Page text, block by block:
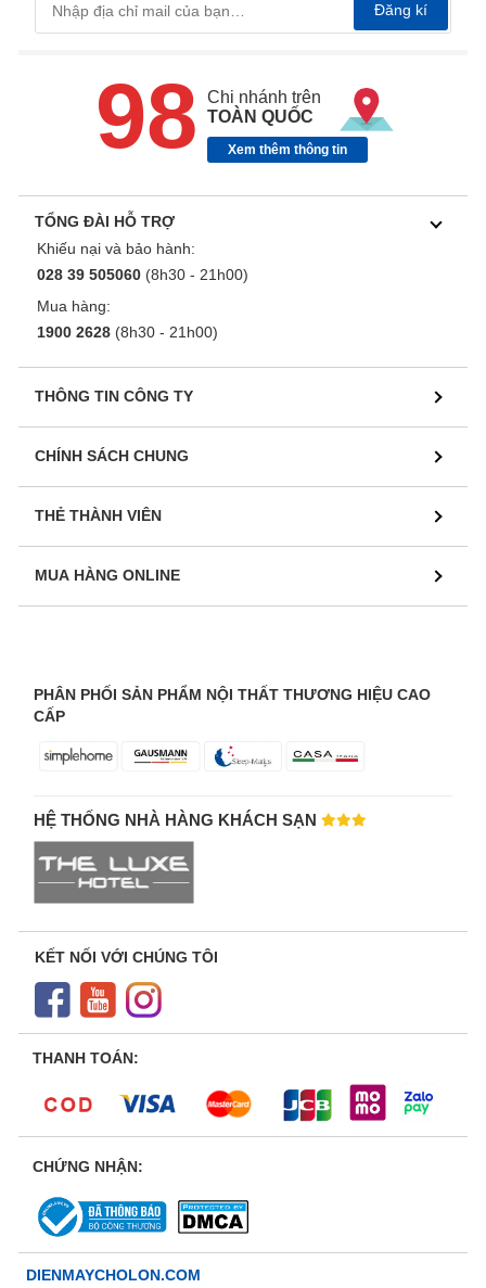
Đăng kí
98
Chi nhánh trên
TOÀN QUỐC
Xem thêm thông tin
TỔNG ĐÀI HỖ TRỢ
Khiếu nại và bảo hành:
028 39 505060 (8h30 - 21h00)
Mua hàng:
1900 2628 (8h30 - 21h00)
THÔNG TIN CÔNG TY
CHÍNH SÁCH CHUNG
THẺ THÀNH VIÊN
MUA HÀNG ONLINE
PHÂN PHỐI SẢN PHẨM NỘI THẤT THƯƠNG HIỆU CAO
CẤP
HỆ THỐNG NHÀ HÀNG KHÁCH SẠN
KẾT NỐI VỚI CHÚNG TÔI
THANH TOÁN:
CHỨNG NHẬN:
DIENMAYCHOLON.COM